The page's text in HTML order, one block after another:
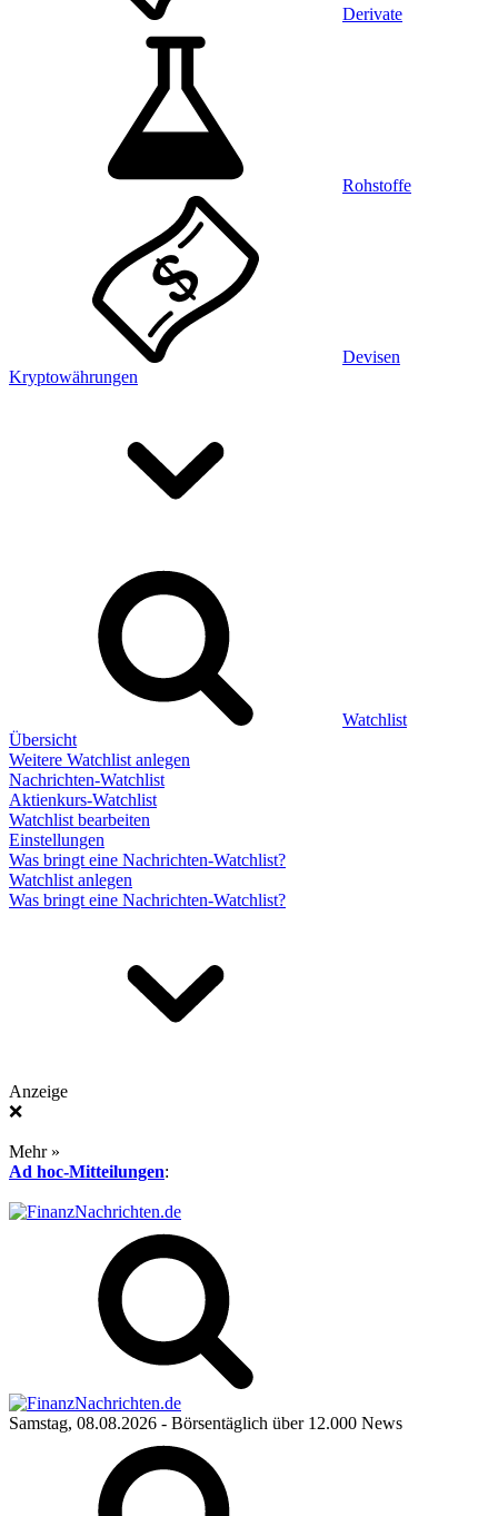
Derivate
Rohstoffe
Devisen
Kryptowährungen
Watchlist
Übersicht
Weitere Watchlist anlegen
Nachrichten-Watchlist
Aktienkurs-Watchlist
Watchlist bearbeiten
Einstellungen
Was bringt eine Nachrichten-Watchlist?
Watchlist anlegen
Was bringt eine Nachrichten-Watchlist?
Anzeige
❌
Mehr »
Ad hoc-Mitteilungen:
Samstag, 08.08.2026 - Börsentäglich über 12.000 News